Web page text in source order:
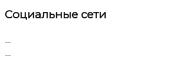
Социальные сети